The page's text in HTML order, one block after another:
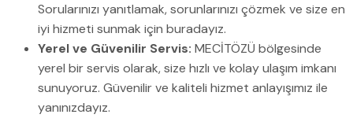
Sorularınızı yanıtlamak, sorunlarınızı çözmek ve size en
iyi hizmeti sunmak için buradayız.
Yerel ve Güvenilir Servis: MECİTÖZÜ bölgesinde
yerel bir servis olarak, size hızlı ve kolay ulaşım imkanı
sunuyoruz. Güvenilir ve kaliteli hizmet anlayışımız ile
yanınızdayız.